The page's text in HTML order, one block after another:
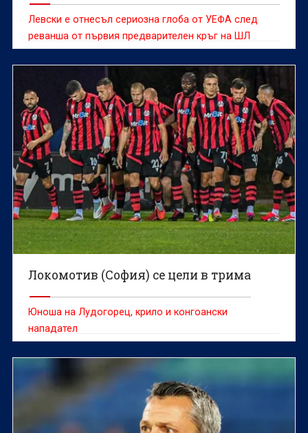
Левски е отнесъл сериозна глоба от УЕФА след
реванша от първия предварителен кръг на ШЛ
срещу Борац
Локомотив (София) се цели в трима
Юноша на Лудогорец, крило и конгоански
нападател